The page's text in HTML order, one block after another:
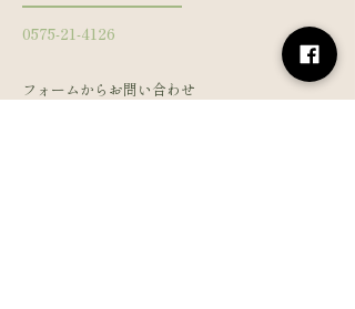
0575-21-4126
フォームからお問い合わせ